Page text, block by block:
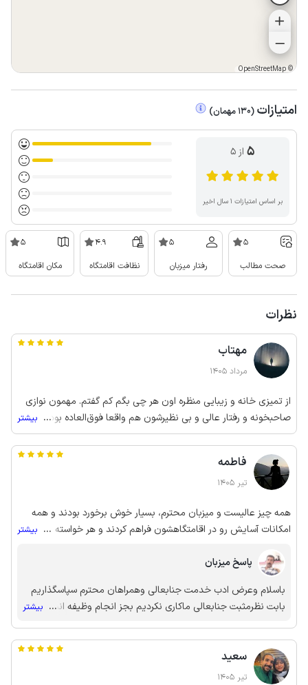
©
OpenStreetMap
امتیازات (
130 مهمان)
5 از ۵
بر اساس امتیازات ۱ سال اخیر
5
صحت مطالب
5
رفتار میزبان
4.9
نظافت اقامتگاه
5
مکان اقامتگاه
نظرات
مهتاب
مرداد 1405
از تمیزی خانه و زیبایی منظره اون هر چی بگم کم گفتم. مهمون نوازی
صاحبخونه و رفتار عالی و بی نظیرشون هم واقعا فوق‌العاده بود. به همه
پیشنهاد میکنم و اگر دوباره بخوام بیام قطعا اینجا رو برای اقامت
انتخاب میکنم.
... بیشتر
فاطمه
تیر 1405
همه چیز عالیست و میزبان محترم، بسیار خوش برخورد بودند و همه
امکانات آسایش رو در اقامتگاهشون فراهم کردند و هر خواسته ای
نفر بودیم متراژ فضا و تعداد رختخواب و وسایل کاملا برای ما مناسب
بود.
... بیشتر
پاسخ میزبان
باسلام وعرض ادب خدمت جنابعالی وهمراهان محترم سپاسگذاریم
بابت نظرمثبت جنابعالی ماکاری نکردیم بجز انجام وظیفه انشاالله
... بیشتر
سعید
تیر 1405